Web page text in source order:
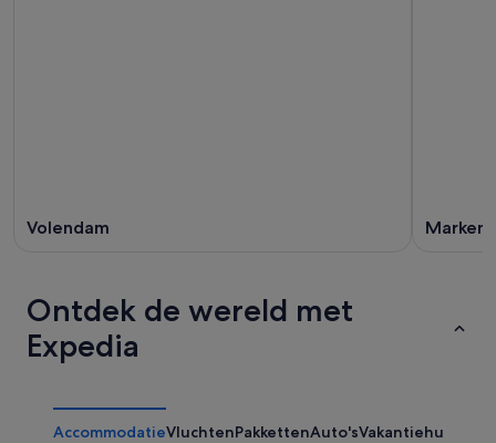
Volendam Marken
Ontdek de wereld met
Expedia
AccommodatieVluchtenPakkettenAuto'sVakantiehuizen